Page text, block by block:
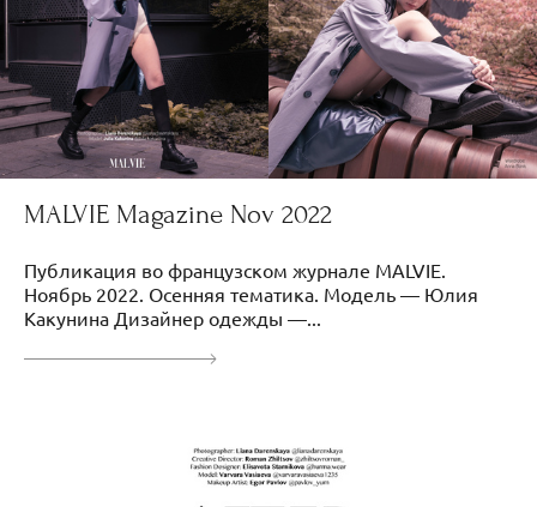
MALVIЕ Magazine Nov 2022
Публикация во французском журнале MALVIE.
Ноябрь 2022. Осенняя тематика. Модель — Юлия
Какунина Дизайнер одежды —...